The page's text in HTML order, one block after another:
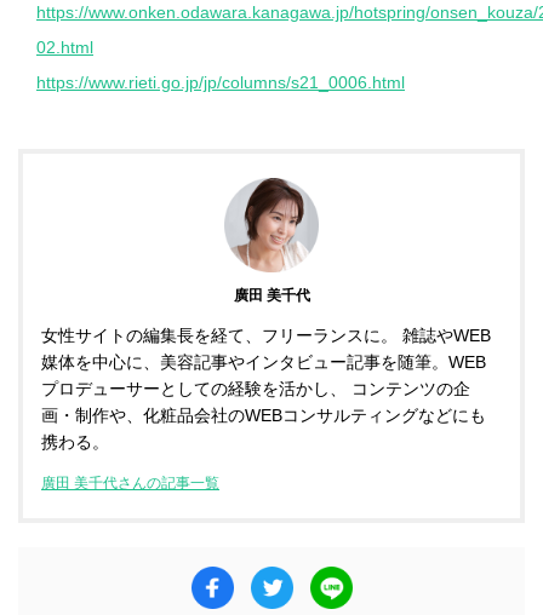
https://www.onken.odawara.kanagawa.jp/hotspring/
02.html
https://www.rieti.go.jp/jp/columns/s21_0006.html
廣田 美千代
女性サイトの編集長を経て、フリーランスに。 雑誌やWEB
媒体を中心に、美容記事やインタビュー記事を随筆。WEB
プロデューサーとしての経験を活かし、 コンテンツの企
画・制作や、化粧品会社のWEBコンサルティングなどにも
携わる。
廣田 美千代さんの記事一覧